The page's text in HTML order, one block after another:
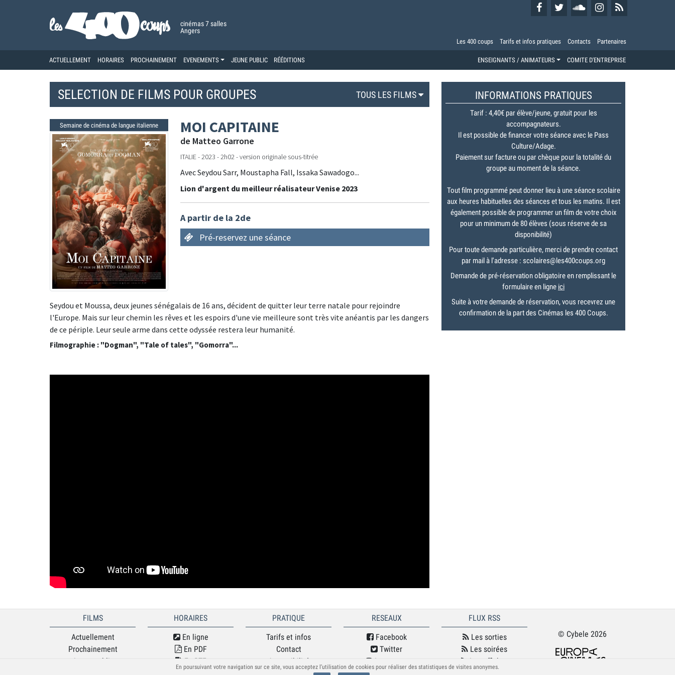
cinémas 7 salles
Angers
Les 400 coups Tarifs et infos pratiques Contacts Partenaires
ACTUELLEMENT HORAIRES PROCHAINEMENT EVENEMENTS JEUNE PUBLIC RÉÉDITIONS ENSEIGNANTS / ANIMATEURS COMITE D'ENTREPRISE
SELECTION DE FILMS POUR GROUPES TOUS LES FILMS
Semaine de cinéma de langue italienne MOI CAPITAINE
de Matteo Garrone
ITALIE - 2023 - 2h02 - version originale sous-titrée
Avec Seydou Sarr, Moustapha Fall, Issaka Sawadogo...
Lion d'argent du meilleur réalisateur Venise 2023
A partir de la 2de
Pré-reservez une séance
Seydou et Moussa, deux jeunes sénégalais de 16 ans, décident de quitter leur terre natale pour rejoindre
l'Europe. Mais sur leur chemin les rêves et les espoirs d'une vie meilleure sont très vite anéantis par les dangers
de ce périple. Leur seule arme dans cette odyssée restera leur humanité.
Filmographie : "Dogman", "Tale of tales", "Gomorra"...
INFORMATIONS PRATIQUES
Tarif : 4,40€ par élève/jeune, gratuit pour les
accompagnateurs.
Il est possible de financer votre séance avec le Pass
Culture/Adage.
Paiement sur facture ou par chèque pour la totalité du
groupe au moment de la séance.
Tout film programmé peut donner lieu à une séance scolaire
aux heures habituelles des séances et tous les matins. Il est
également possible de programmer un film de votre choix
pour un minimum de 80 élèves (sous réserve de sa
disponibilité)
Pour toute demande particulière, merci de prendre contact
par mail à l'adresse : scolaires@les400coups.org
Demande de pré-réservation obligatoire en remplissant le
formulaire en ligne ici
Suite à votre demande de réservation, vous recevrez une
confirmation de la part des Cinémas les 400 Coups.
FILMS
Actuellement
Prochainement
Jeune public
HORAIRES
En ligne
En PDF
En RTF
PRATIQUE
Tarifs et infos
Contact
Accessibilité
RESEAUX
Facebook
Twitter
Instagram
FLUX RSS
Les sorties
Les soirées
Les affiches
© Cybele 2026
En poursuivant votre navigation sur ce site, vous acceptez l’utilisation de cookies pour réaliser des statistiques de visites anonymes.